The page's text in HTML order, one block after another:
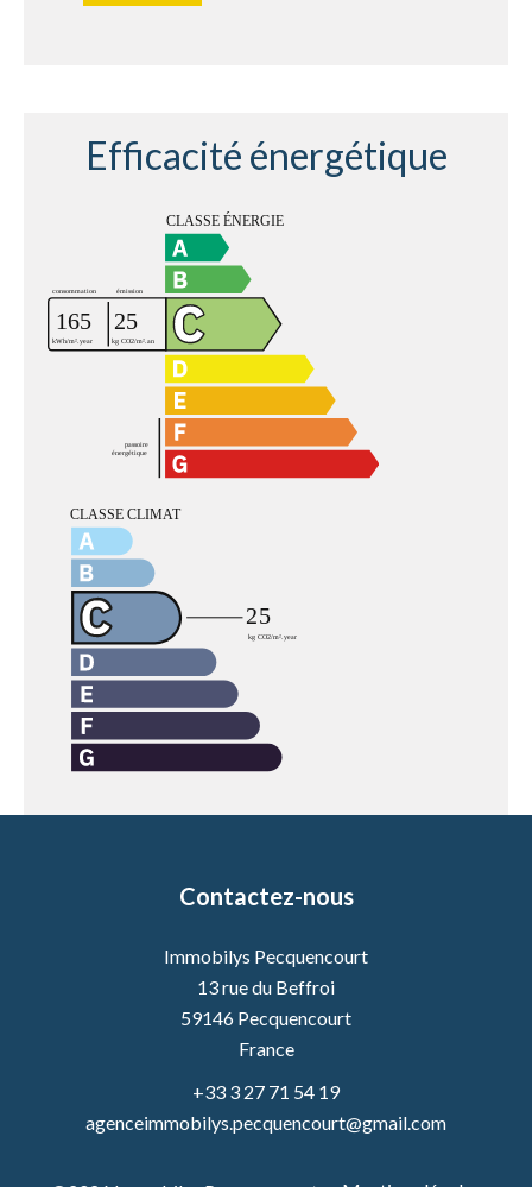
Efficacité énergétique
Contactez-nous
Immobilys Pecquencourt
13 rue du Beffroi
59146 Pecquencourt
France
+33 3 27 71 54 19
agenceimmobilys.pecquencourt@gmail.com